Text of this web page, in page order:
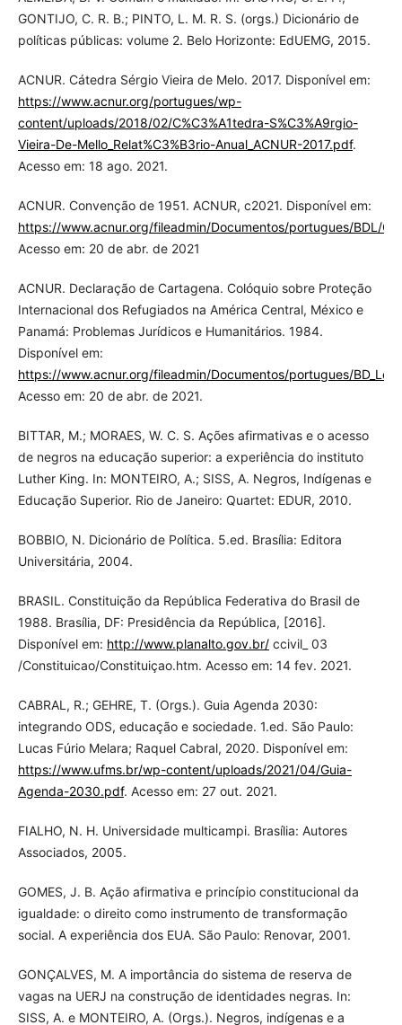
GONTIJO, C. R. B.; PINTO, L. M. R. S. (orgs.) Dicionário de
políticas públicas: volume 2. Belo Horizonte: EdUEMG, 2015.
ACNUR. Cátedra Sérgio Vieira de Melo. 2017. Disponível em:
https://www.acnur.org/portugues/wp-
content/uploads/2018/02/C%C3%A1tedra-S%C3%A9rgio-
Vieira-De-Mello_Relat%C3%B3rio-Anual_ACNUR-2017.pdf.
Acesso em: 18 ago. 2021.
ACNUR. Convenção de 1951. ACNUR, c2021. Disponível em:
https://www.acnur.org/fileadmin/Documentos/portugues/BDL/
Acesso em: 20 de abr. de 2021
ACNUR. Declaração de Cartagena. Colóquio sobre Proteção
Internacional dos Refugiados na América Central, México e
Panamá: Problemas Jurídicos e Humanitários. 1984.
Disponível em:
https://www.acnur.org/fileadmin/Documentos/portugues/
Acesso em: 20 de abr. de 2021.
BITTAR, M.; MORAES, W. C. S. Ações afirmativas e o acesso
de negros na educação superior: a experiência do instituto
Luther King. In: MONTEIRO, A.; SISS, A. Negros, Indígenas e
Educação Superior. Rio de Janeiro: Quartet: EDUR, 2010.
BOBBIO, N. Dicionário de Política. 5.ed. Brasília: Editora
Universitária, 2004.
BRASIL. Constituição da República Federativa do Brasil de
1988. Brasília, DF: Presidência da República, [2016].
Disponível em: http://www.planalto.gov.br/ccivil_ 03
/Constituicao/Constituiçao.htm. Acesso em: 14 fev. 2021.
CABRAL, R.; GEHRE, T. (Orgs.). Guia Agenda 2030:
integrando ODS, educação e sociedade. 1.ed. São Paulo:
Lucas Fúrio Melara; Raquel Cabral, 2020. Disponível em:
https://www.ufms.br/wp-content/uploads/2021/04/Guia-
Agenda-2030.pdf. Acesso em: 27 out. 2021.
FIALHO, N. H. Universidade multicampi. Brasília: Autores
Associados, 2005.
GOMES, J. B. Ação afirmativa e princípio constitucional da
igualdade: o direito como instrumento de transformação
social. A experiência dos EUA. São Paulo: Renovar, 2001.
GONÇALVES, M. A importância do sistema de reserva de
vagas na UERJ na construção de identidades negras. In:
SISS, A. e MONTEIRO, A. (Orgs.). Negros, indígenas e a